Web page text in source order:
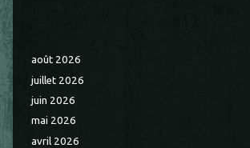
août 2026
juillet 2026
juin 2026
mai 2026
avril 2026